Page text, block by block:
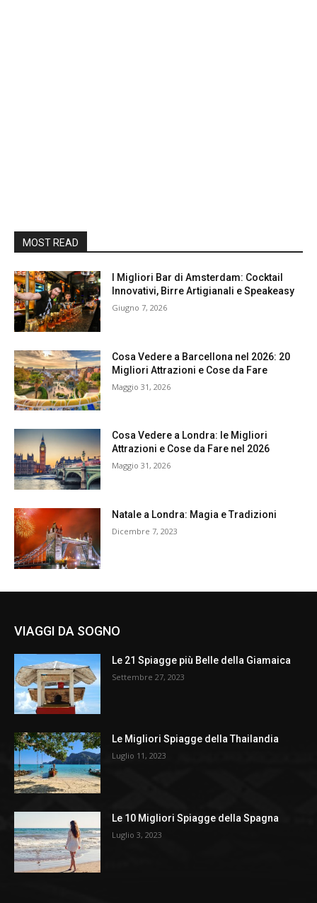
MOST READ
I Migliori Bar di Amsterdam: Cocktail
Innovativi, Birre Artigianali e Speakeasy
Giugno 7, 2026
Cosa Vedere a Barcellona nel 2026: 20
Migliori Attrazioni e Cose da Fare
Maggio 31, 2026
Cosa Vedere a Londra: le Migliori
Attrazioni e Cose da Fare nel 2026
Maggio 31, 2026
Natale a Londra: Magia e Tradizioni
Dicembre 7, 2023
VIAGGI DA SOGNO
Le 21 Spiagge più Belle della Giamaica
Settembre 27, 2023
Le Migliori Spiagge della Thailandia
Luglio 11, 2023
Le 10 Migliori Spiagge della Spagna
Luglio 3, 2023